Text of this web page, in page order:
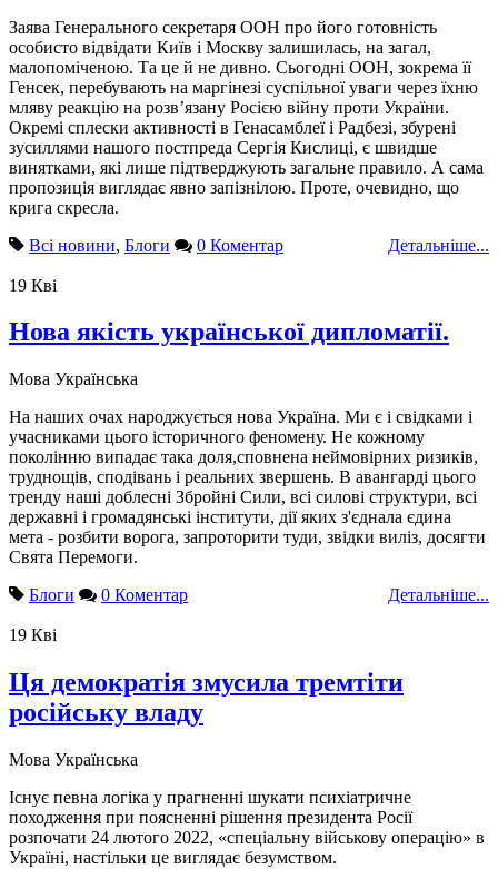
Заява Генерального секретаря ООН про його готовність
особисто відвідати Київ і Москву залишилась, на загал,
малопоміченою. Та це й не дивно. Сьогодні ООН, зокрема її
Генсек, перебувають на маргінезі суспільної уваги через їхню
мляву реакцію на розв’язану Росією війну проти України.
Окремі сплески активності в Генасамблеї і Радбезі, збурені
зусиллями нашого постпреда Сергія Кислиці, є швидше
винятками, які лише підтверджують загальне правило. А сама
пропозиція виглядає явно запізнілою. Проте, очевидно, що
крига скресла.
Всі новини, Блоги 0 Коментар Детальніше...
19 Кві
Нова якість української дипломатії.
Мова Українська
На наших очах народжується нова Україна. Ми є і свідками і
учасниками цього історичного феномену. Не кожному
поколінню випадає така доля,сповнена неймовірних ризиків,
труднощів, сподівань і реальних звершень. В авангарді цього
тренду наші доблесні Збройні Сили, всі силові структури, всі
державні і громадянські інститути, дії яких з'єднала єдина
мета - розбити ворога, запроторити туди, звідки виліз, досягти
Свята Перемоги.
Блоги
0 Коментар Детальніше...
19 Кві
Ця демократія змусила тремтіти
російську владу
Мова Українська
Існує певна логіка у прагненні шукати психіатричне
походження при поясненні рішення президента Росії
розпочати 24 лютого 2022, «спеціальну військову операцію» в
Україні, настільки це виглядає безумством.